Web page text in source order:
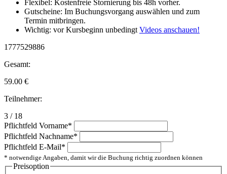
Flexibel: Kostenfreie Stornierung bis 48h vorher.
Gutscheine: Im Buchungsvorgang auswählen und zum
Termin mitbringen.
Wichtig: vor Kursbeginn unbedingt Videos anschauen!
1777529886
Gesamt:
59.00 €
Teilnehmer:
3 / 18
Pflichtfeld Vorname*
Pflichtfeld Nachname*
Pflichtfeld E-Mail*
* notwendige Angaben, damit wir die Buchung richtig zuordnen können
Preisoption